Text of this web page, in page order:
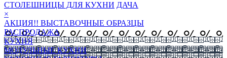
СТОЛЕШНИЦЫ ДЛЯ КУХНИ ДАЧА
×
АКЦИЯ!! ВЫСТАВОЧНЫЕ ОБРАЗЦЫ
РАСПРОДАЖА
КУХНЯ
МОДУЛЬНЫЕ КУХНИ